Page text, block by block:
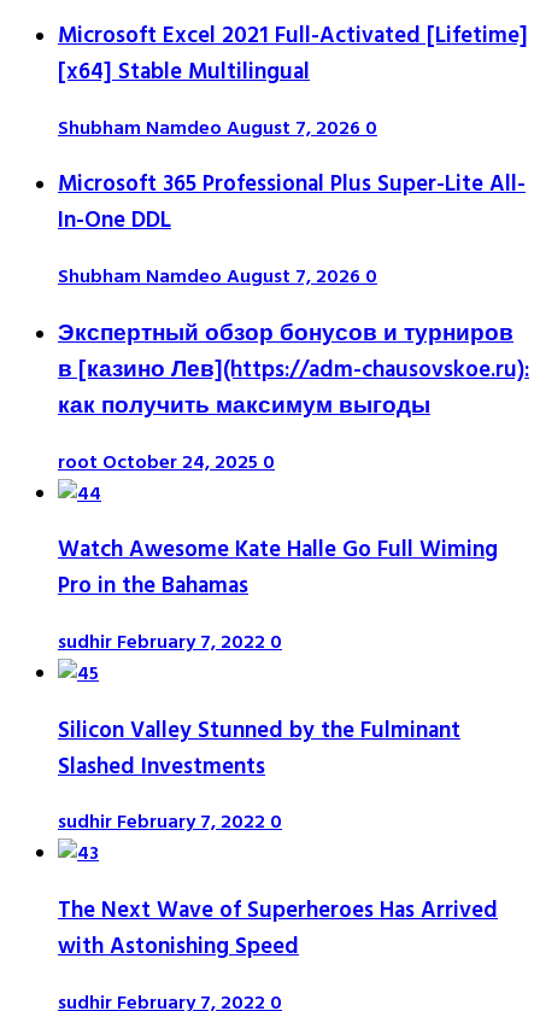
Microsoft Excel 2021 Full-Activated [Lifetime]
[x64] Stable Multilingual
Shubham NamdeoAugust 7, 20260
Microsoft 365 Professional Plus Super-Lite All-
In-One DDL
Shubham NamdeoAugust 7, 20260
Экспертный обзор бонусов и турниров
в [казино Лев](https://adm-chausovskoe.ru):
как получить максимум выгоды
rootOctober 24, 20250
Watch Awesome Kate Halle Go Full Wiming
Pro in the Bahamas
sudhirFebruary 7, 20220
Silicon Valley Stunned by the Fulminant
Slashed Investments
sudhirFebruary 7, 20220
The Next Wave of Superheroes Has Arrived
with Astonishing Speed
sudhirFebruary 7, 20220